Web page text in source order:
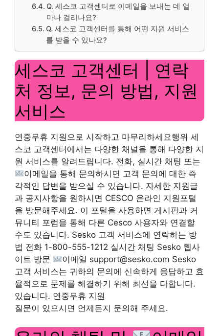
Q. 세스코 고객센터로 이메일을 보내는 데 얼
마나 걸리나요?
Q. 세스코 고객센터를 통해 어떤 지원 서비스
를 받을 수 있나요?
세스코 고객센터 | 연락
처 정보, 문의 방법, 지원
서비스
연중무휴 지원으로 시작하고 마무리하세요행위 세
스코 고객센터에서는 다양한 채널을 통해 다양한 지
원 서비스를 알려드립니다. 전화, 실시간 채팅 또는
이메일을 통해 문의하시면 고객 문의에 대한 즉
각적인 답변을 받으실 수 있습니다. 자세한 지원글
과 공지사항을 원하시면 CESCO 온라인 지원포털
을 방문해주세요. 이 포털을 사용하면 게시판과 커
뮤니티 포럼을 통해 다른 Cesco 사용자와 연결할
수도 있습니다. Sesko 고객 서비스에 연락하는 방
법 전화 1-800-555-1212 실시간 채팅 Sesko 웹사
이트 방문
이메일 support@sesko.com Sesko
고객 서비스는 귀하의 문의에 신속하게 응답하고 효
율적으로 문제를 해결하기 위해 최선을 다합니다.
있습니다. 연중무휴 지원
질문이 있으시면 언제든지 문의해 주세요.